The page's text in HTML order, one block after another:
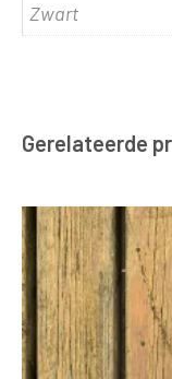
Zwart
Gerelateerde